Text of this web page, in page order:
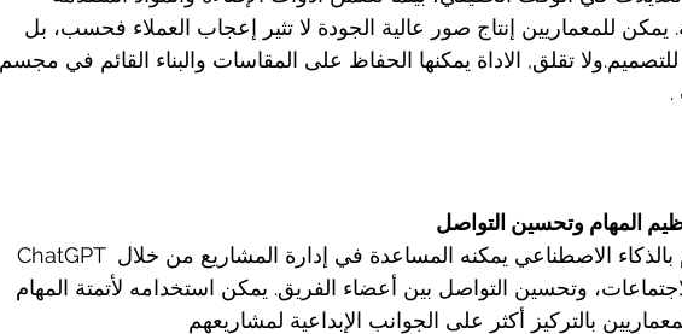
للمعماريين إنتاج صور عالية الجودة لا تثير إعجاب العملاء فحسب، بل
للتصميم.ولا تقلق, الاداة يمكنها الحفاظ على المقاسات والبناء القائم في مجسم
.
ChatGPT هو نموذج لغوي مدعوم بالذكاء الاصطناعي يمكنه المساعدة في إدارة المشاريع من خلال
وتحسين التواصل بين أعضاء الفريق. يمكن استخدامه لأتمتة المهام